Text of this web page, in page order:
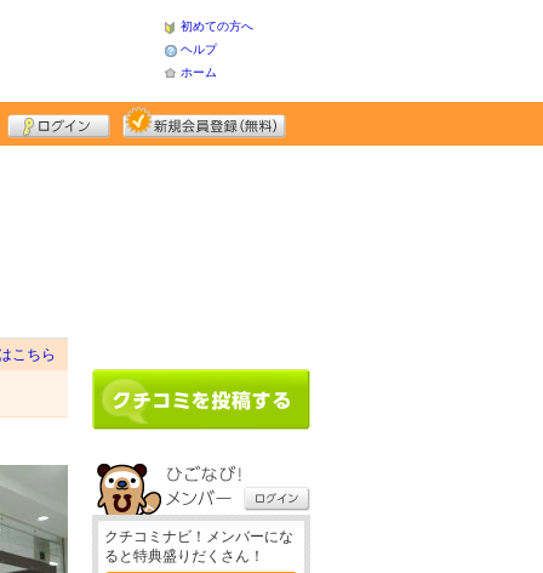
初めての方へ
ヘルプ
ホーム
こちら
クチコミナビ！メンバーにな
ると特典盛りだくさん！